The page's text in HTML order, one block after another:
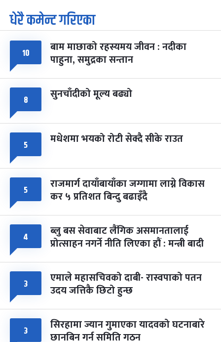
७
आइत
पूर्णिमा व्रत
चैत्र ७, २०८३-Mar 21, 2027
८ फागुपूर्णिमा
चैत्र ८, २०८३-Mar 22, 2027
७ महिना बाँकी
धेरै कमेन्ट गरिएका
१० बाम माछाको रहस्यमय जीवन : नदीका
पाहुना, समुद्रका सन्तान
८ सुनचाँदीको मूल्य बढ्यो
५ मधेशमा भयको रोटी सेक्दै सीके राउत
५ राजमार्ग दायाँबायाँका जग्गामा लाग्ने विकास
कर ५ प्रतिशत बिन्दु बढाइँदै
४ ब्लु बस सेवाबाट लैंगिक असमानतालाई
प्रोत्साहन नगर्ने नीति लिएका हौं : मन्त्री बादी
३ एमाले महासचिवको दाबी- रास्वपाको पतन
उदय जत्तिकै छिटो हुन्छ
३ सिरहामा ज्यान गुमाएका यादवको घटनाबारे
छानबिन गर्न समिति गठन